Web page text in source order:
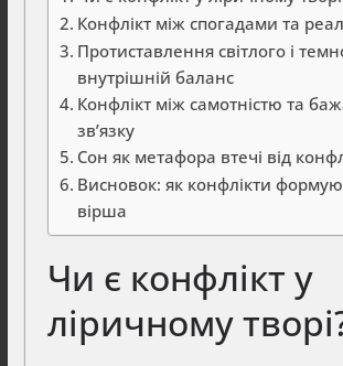
Конфлікт між спогадами та
Протиставлення світлого і
внутрішній баланс
Конфлікт між самотністю та
зв’язку
Сон як метафора втечі від
Висновок: як конфлікти
вірша
Чи є конфлікт у
ліричному